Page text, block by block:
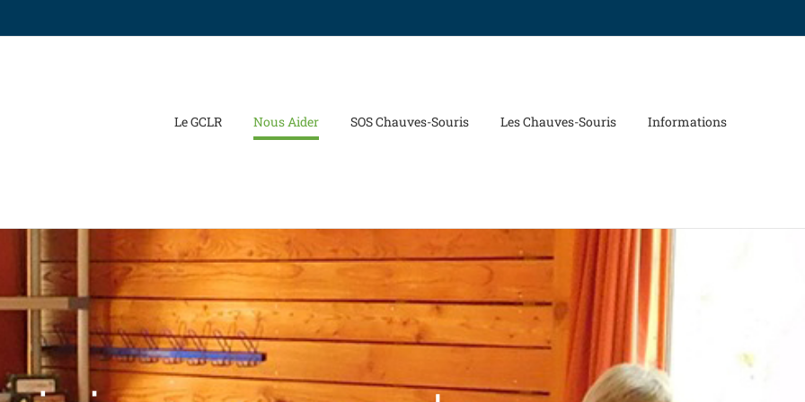
Le GCLR Nous Aider SOS Chauves-Souris Les Chauves-Souris Informations